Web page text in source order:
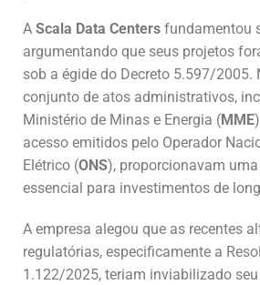
A Scala Data Centers fundamentou
argumentando que seus projetos
sob a égide do Decreto 5.597/2005.
conjunto de atos administrativos,
Ministério de Minas e Energia (MME
acesso emitidos pelo Operador
Elétrico (ONS), proporcionavam
essencial para investimentos de
A empresa alegou que as recentes
regulatórias, especificamente a
1.122/2025, teriam inviabilizado